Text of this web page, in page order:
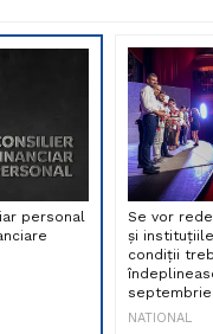
personal
Se vor
și
condiții
septembrie
NATIONAL